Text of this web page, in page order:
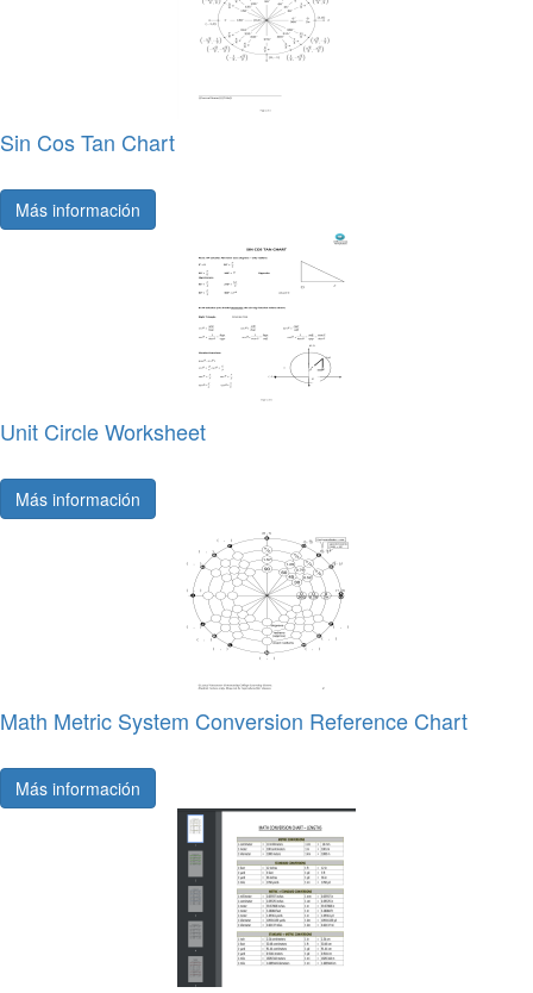
Sin Cos Tan Chart
Más información
Unit Circle Worksheet
Más información
Math Metric System Conversion Reference Chart
Más información